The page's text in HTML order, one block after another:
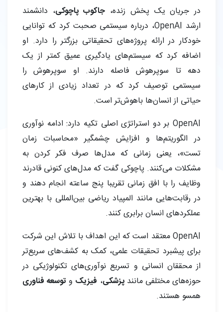
در جریان یک پخش زنده، جاکوب پاچوکی، دانشمند
ارشد OpenAI، درباره سیستمی صحبت کرد که توانایی
خودکار در ارائه پروژه‌های تحقیقاتی بزرگتر را دارد. او
اضافه کرد که سیستم‌های یادگیری عمیق کمتر از یک
دهه تا سوپرهوش فاصله دارند. او سوپرهوش را
سیستمی توصیف کرد که در تعداد زیادی از کارهای
حیاتی از انسان‌ها باهوش‌تر است.
OpenAI بر دو استراتژی اصلی تکیه دارد: ادامه نوآوری
در الگوریتم‌ها و افزایش چشمگیر «محاسبات زمان
تست»، یعنی زمانی که مدل‌ها صرف فکر کردن به
مشکلات می‌کنند. پاچوکی گفت که مدل‌های کنونی قادرند
وظایف را با افق زمانی تقریبا پنج ساعته انجام دهند و
در رقابت‌هایی مانند المپیاد ریاضی بین‌المللی با بهترین
عملکردهای انسان برابری کنند.
OpenAI معتقد است که این اهداف با تلاش این شرکت
برای پیشبرد تحقیقات علمی، کمک به کشف‌های سریع‌تر
از محققان انسانی و تسریع نوآوری‌های تکنولوژیکی در
حوزه‌های مختلفی مانندپزشکی، فیزیک و توسعه فناوری
همسو هستند.